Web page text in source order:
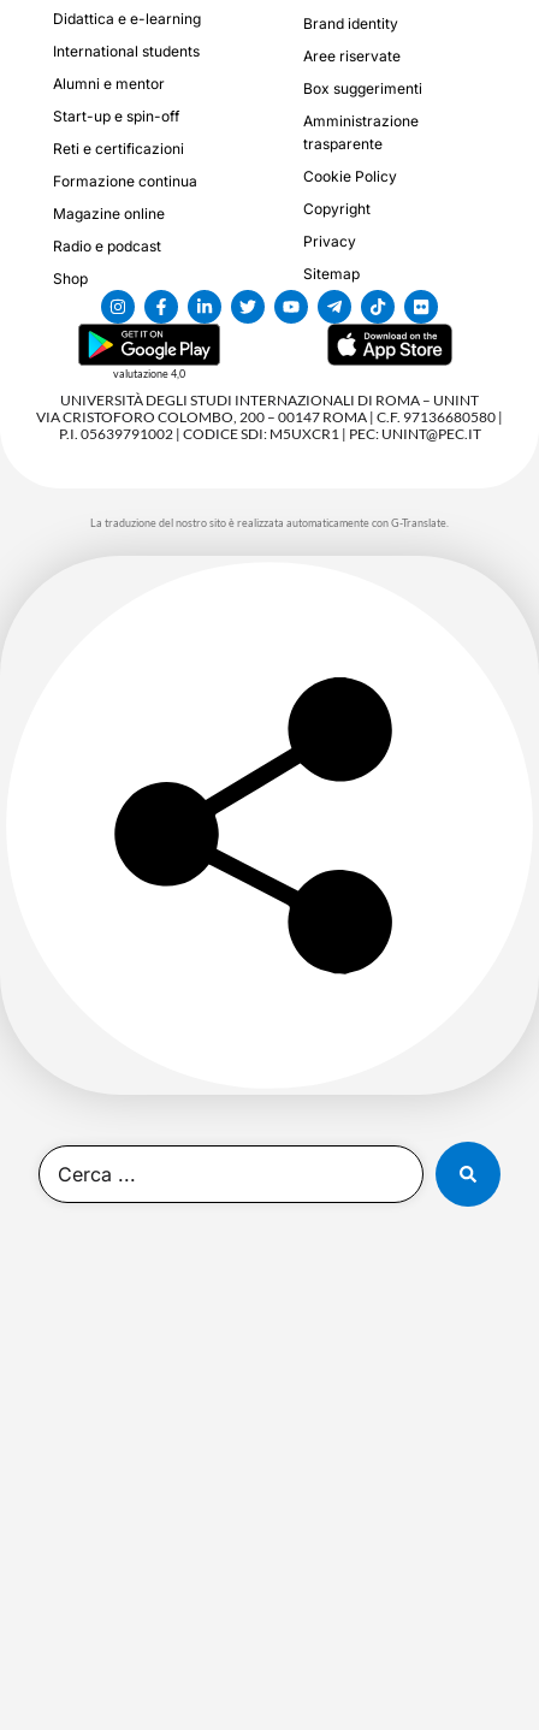
Didattica e e-learning
International students
Alumni e mentor
Start-up e spin-off
Reti e certificazioni
Formazione continua
Magazine online
Radio e podcast
Shop
Brand identity
Aree riservate
Box suggerimenti
Amministrazione
trasparente
Cookie Policy
Copyright
Privacy
Sitemap
valutazione 4,0
UNIVERSITÀ DEGLI STUDI INTERNAZIONALI DI ROMA – UNINT
VIA CRISTOFORO COLOMBO, 200 – 00147 ROMA | C.F. 97136680580 |
P.I. 05639791002 | CODICE SDI: M5UXCR1 | PEC: UNINT@PEC.IT
La traduzione del nostro sito è realizzata automaticamente con G-Translate.